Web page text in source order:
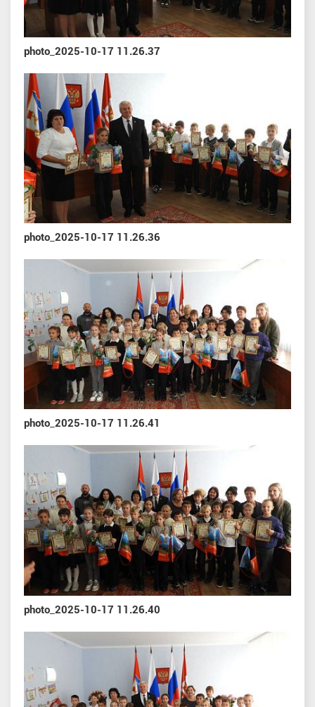
photo_2025-10-17 11.26.37
photo_2025-10-17 11.26.36
photo_2025-10-17 11.26.41
photo_2025-10-17 11.26.40